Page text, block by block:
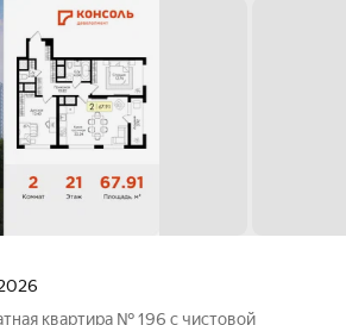
квартира № 196 с чистовой